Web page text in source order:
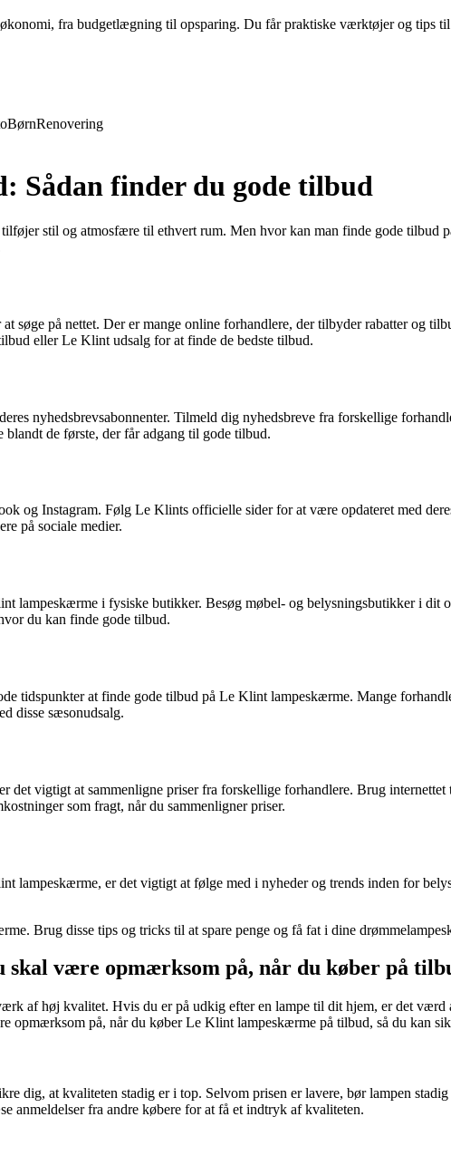
fra budgetlægning til opsparing. Du får praktiske værktøjer og tips
BørnRenovering
Sådan finder du gode tilbud
stil og atmosfære til ethvert rum. Men hvor kan man finde gode
søge på nettet. Der er mange online forhandlere, der tilbyder rabatter og
eller Le Klint udsalg for at finde de bedste tilbud.
nyhedsbrevsabonnenter. Tilmeld dig nyhedsbreve fra forskellige
de første, der får adgang til gode tilbud.
og Instagram. Følg Le Klints officielle sider for at være opdateret med
på sociale medier.
lampeskærme i fysiske butikker. Besøg møbel- og belysningsbutikker i dit
du kan finde gode tilbud.
tidspunkter at finde gode tilbud på Le Klint lampeskærme. Mange
disse sæsonudsalg.
det vigtigt at sammenligne priser fra forskellige forhandlere. Brug
som fragt, når du sammenligner priser.
lampeskærme, er det vigtigt at følge med i nyheder og trends inden for
Brug disse tips og tricks til at spare penge og få fat i dine
være opmærksom på, når du køber på
af høj kvalitet. Hvis du er på udkig efter en lampe til dit hjem, er det
på, når du køber Le Klint lampeskærme på tilbud, så du kan
dig, at kvaliteten stadig er i top. Selvom prisen er lavere, bør lampen
anmeldelser fra andre købere for at få et indtryk af kvaliteten.